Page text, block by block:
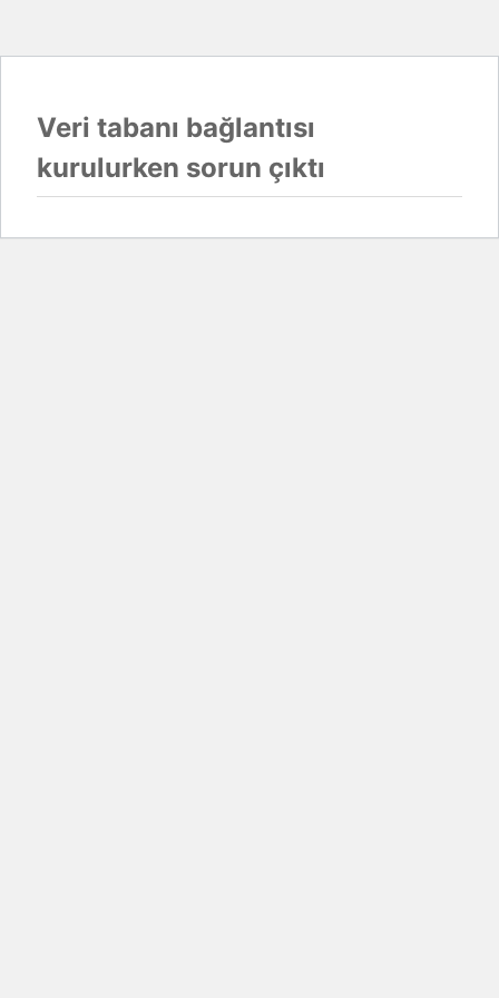
Veri tabanı bağlantısı
kurulurken sorun çıktı